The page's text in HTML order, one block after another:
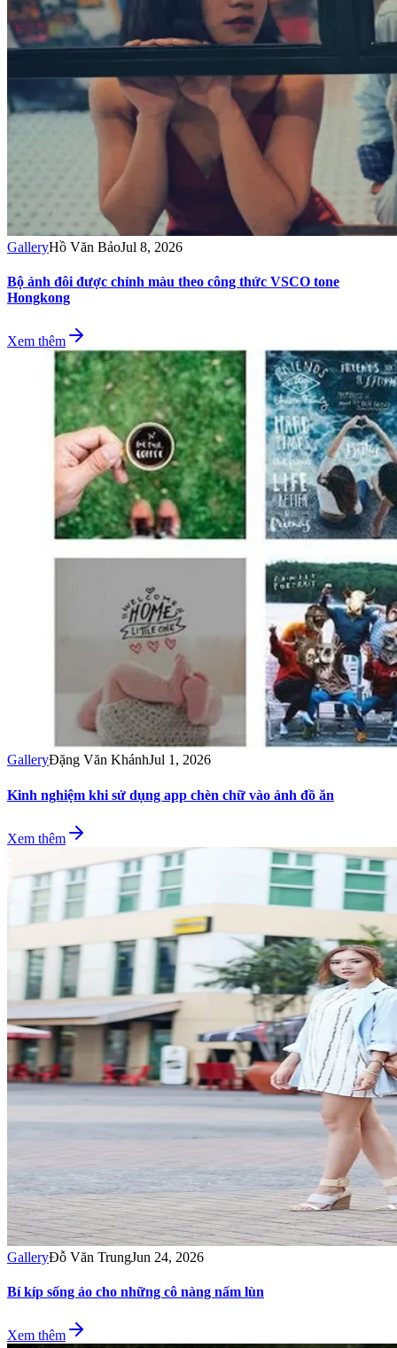
GalleryHồ Văn BảoJul 8, 2026
Bộ ảnh đôi được chỉnh màu theo công thức VSCO tone
Hongkong
Xem thêm
GalleryĐặng Văn KhánhJul 1, 2026
Kinh nghiệm khi sử dụng app chèn chữ vào ảnh đồ ăn
Xem thêm
GalleryĐỗ Văn TrungJun 24, 2026
Bí kíp sống ảo cho những cô nàng nấm lùn
Xem thêm